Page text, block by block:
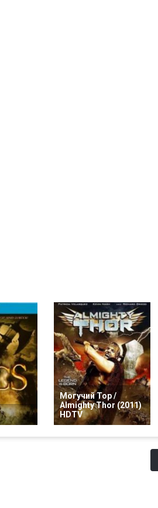
Могучий Тор /
Almighty Thor (2011)
HDTV